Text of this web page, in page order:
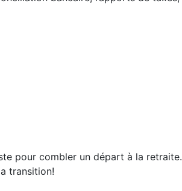
pour combler un départ à la retraite.
transition!